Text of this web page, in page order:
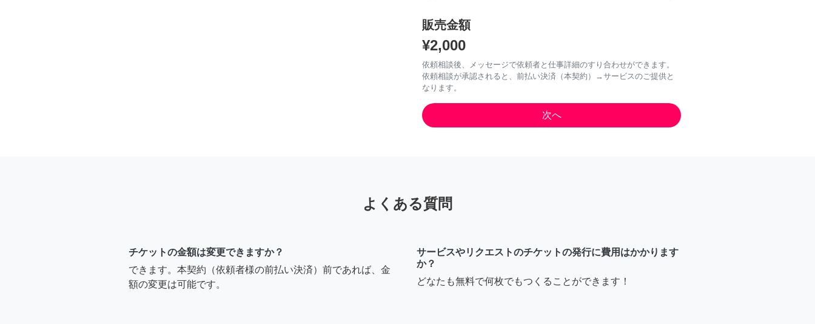
販売金額
¥2,000
依頼相談後、メッセージで依頼者と仕事詳細のすり合わせができます。
依頼相談が承認されると、前払い決済（本契約）→サービスのご提供と
なります。
よくある質問
チケットの金額は変更できますか？
できます。本契約（依頼者様の前払い決済）前であれば、金
額の変更は可能です。
サービスやリクエストのチケットの発行に費用はかかります
か？
どなたも無料で何枚でもつくることができます！